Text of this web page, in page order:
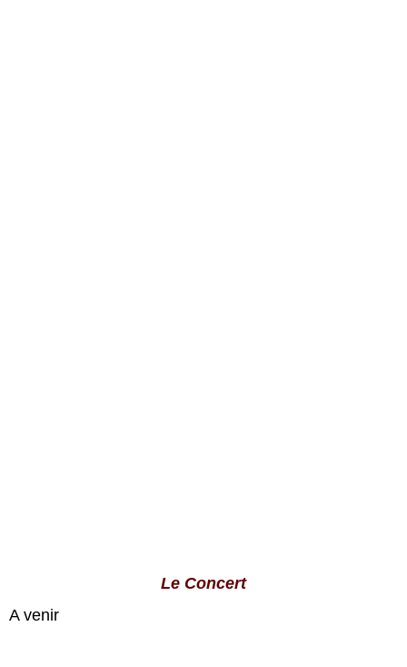
Le Concert
A venir